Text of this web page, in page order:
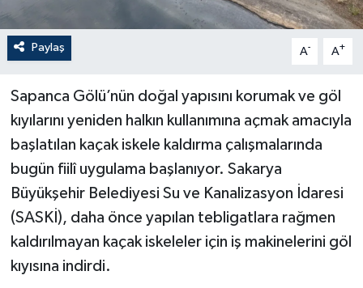
Paylaş A- A+
Sapanca Gölü’nün doğal yapısını korumak ve göl
kıyılarını yeniden halkın kullanımına açmak amacıyla
başlatılan kaçak iskele kaldırma çalışmalarında
bugün fiilî uygulama başlanıyor. Sakarya
Büyükşehir Belediyesi Su ve Kanalizasyon İdaresi
(SASKİ), daha önce yapılan tebligatlara rağmen
kaldırılmayan kaçak iskeleler için iş makinelerini göl
kıyısına indirdi.